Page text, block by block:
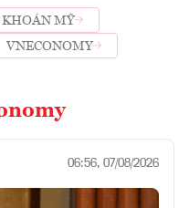
KHOÁN MỸ
VNECONOMY
06:56, 07/08/2026